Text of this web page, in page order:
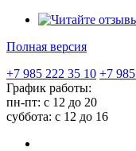
Полная версия
+7 985 222 35 10 +7
График работы:
пн-пт: с 12 до 20
суббота: c 12 до 16